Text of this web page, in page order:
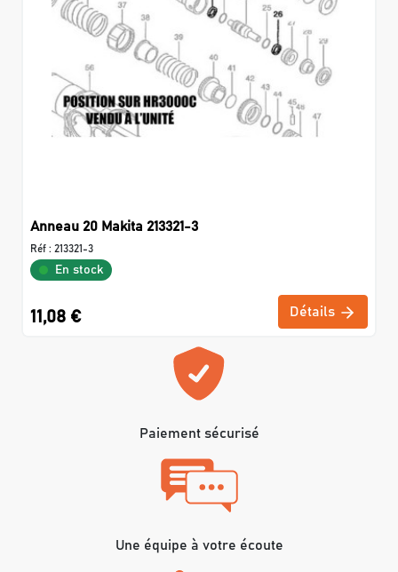
Anneau 20 Makita 213321-3
Réf : 213321-3
En stock
11,08 € Détails
Paiement sécurisé
Une équipe à votre écoute